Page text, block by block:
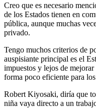
Creo que es necesario
de los Estados tienen en
pública, aunque muchas
privado.
Tengo muchos criterios de
auspisiante principal es el
impuestos y lejos de
forma poco eficiente para
Robert Kiyosaki, diría que
niña vaya directo a un